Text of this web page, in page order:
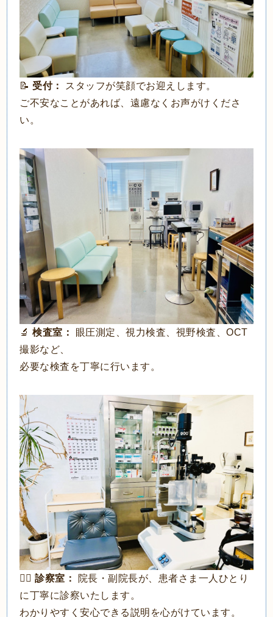
📝 受付：
スタッフが笑顔でお迎えします。
ご不安なことがあれば、遠慮なくお声がけくださ
い。
🔬検査室：
眼圧測定、視力検査、視野検査、OCT
撮影など、
必要な検査を丁寧に行います。
👩‍⚕️診察室：
院長・副院長が、患者さま一人ひとり
に丁寧に診察いたします。
わかりやすく安心できる説明を心がけています。